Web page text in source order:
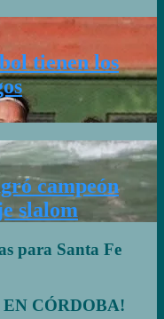
tienen los
campeón
slalom
para Santa Fe
CÓRDOBA!